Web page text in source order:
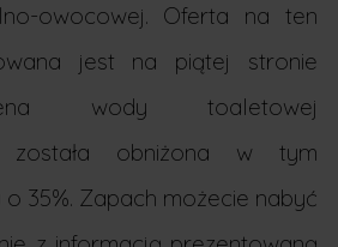
owocowej. Oferta na ten
jest na piątej stronie
wody toaletowej
obniżona w tym
35%. Zapach możecie nabyć